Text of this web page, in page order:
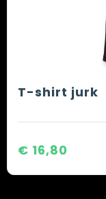
T-shirt jurk
€ 16,80